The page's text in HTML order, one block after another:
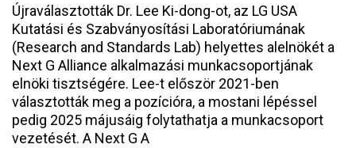
Újraválasztották Dr. Lee Ki-dong-ot, az LG USA
Kutatási és Szabványosítási Laboratóriumának
(Research and Standards Lab) helyettes alelnökét a
Next G Alliance alkalmazási munkacsoportjának
elnöki tisztségére. Lee-t először 2021-ben
választották meg a pozícióra, a mostani lépéssel
pedig 2025 májusáig folytathatja a munkacsoport
vezetését. A Next G A